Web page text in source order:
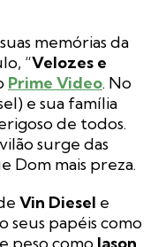
memórias da
“Velozes e
Prime Video. No
e sua família
de todos.
surge das
Dom mais preza.
Vin Diesel e
seus papéis como
peso comoJason